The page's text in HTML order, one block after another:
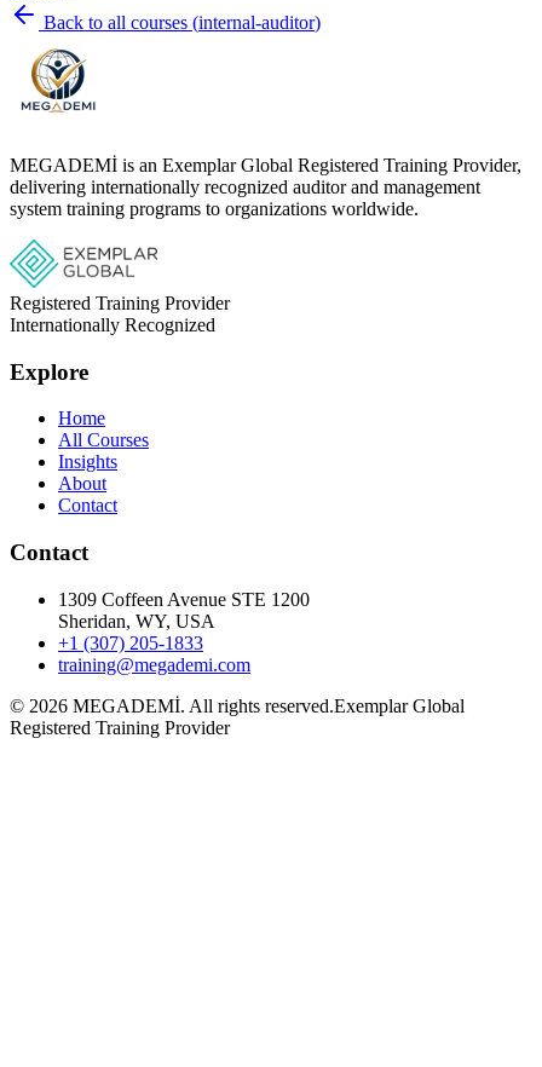
Back to all courses (internal-auditor)
MEGADEMİ is an Exemplar Global Registered Training Provider,
delivering internationally recognized auditor and management
system training programs to organizations worldwide.
Registered Training Provider
Internationally Recognized
Explore
Home
All Courses
Insights
About
Contact
Contact
1309 Coffeen Avenue STE 1200
Sheridan, WY, USA
+1 (307) 205-1833
training@megademi.com
© 2026 MEGADEMİ. All rights reserved.Exemplar Global
Registered Training Provider